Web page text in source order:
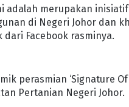
adalah merupakan
di Negeri Johor dan
Facebook rasminya.
perasmian ‘Signature
Pertanian Negeri Johor.